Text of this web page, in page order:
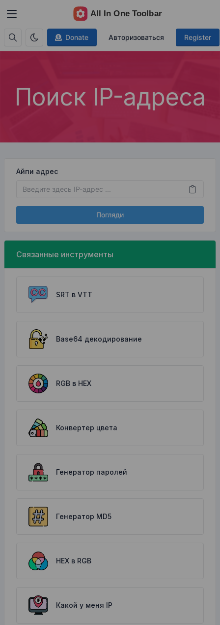
Donate Авторизоваться Register
Поиск IP-адреса
Айпи адрес
Погляди
Связанные инструменты
SRT в VTT
Base64 декодирование
RGB в HEX
Конвертер цвета
Генератор паролей
Генератор MD5
HEX в RGB
Какой у меня IP